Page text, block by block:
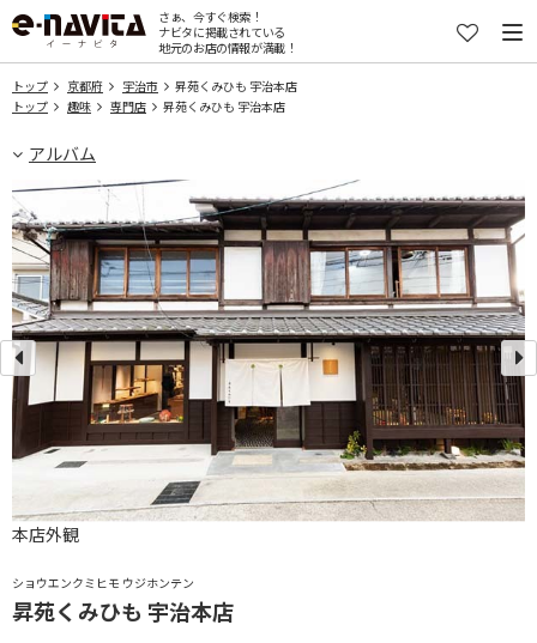
さぁ、今すぐ検索！
ナビタに掲載されている
地元のお店の情報が満載！
トップ 京都府 宇治市
昇苑くみひも 宇治本店
トップ
趣味 専門店 昇苑くみひも 宇治本店
アルバム
ショウエンクミヒモ ウジホンテン
昇苑くみひも 宇治本店
本店外観